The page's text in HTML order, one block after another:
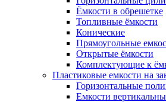
Ёмкости в обрешетке
Топливные ёмкости
Конические
Прямоугольные
Открытые ёмкости
Комплектующие к
Пластиковые емкости на
Горизонтальные
Емкости